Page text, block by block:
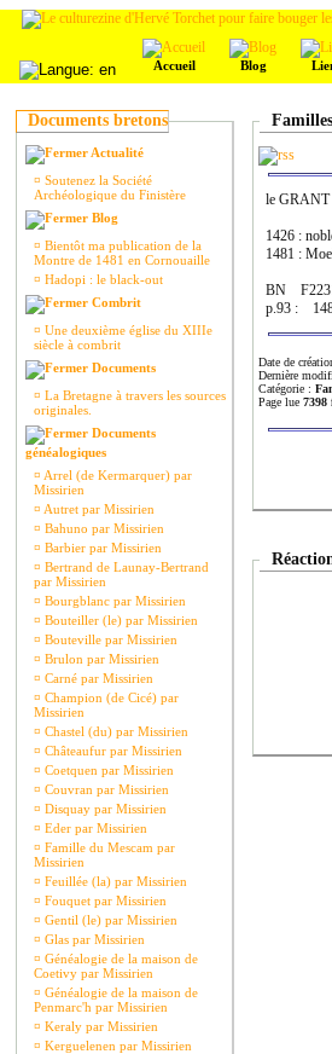
Accueil Blog
Documents bretons
Actualité
¤ Soutenez la Société
Archéologique du Finistère
Blog
¤ Bientôt ma publication de la
Montre de 1481 en Cornouaille
¤ Hadopi : le black-out
Combrit
¤ Une deuxième église du XIIIe
siècle à combrit
Documents
¤ La Bretagne à travers les sources
originales.
Documents
généalogiques
¤ Arrel (de Kermarquer) par
Missirien
¤ Autret par Missirien
¤ Bahuno par Missirien
¤ Barbier par Missirien
¤ Bertrand de Launay-Bertrand
par Missirien
¤ Bourgblanc par Missirien
¤ Bouteiller (le) par Missirien
¤ Bouteville par Missirien
¤ Brulon par Missirien
¤ Carné par Missirien
¤ Champion (de Cicé) par
Missirien
¤ Chastel (du) par Missirien
¤ Châteaufur par Missirien
¤ Coetquen par Missirien
¤ Couvran par Missirien
¤ Disquay par Missirien
¤ Eder par Missirien
¤ Famille du Mescam par
Missirien
¤ Feuillée (la) par Missirien
¤ Fouquet par Missirien
¤ Gentil (le) par Missirien
¤ Glas par Missirien
¤ Généalogie de la maison de
Coetivy par Missirien
¤ Généalogie de la maison de
Penmarc'h par Missirien
¤ Keraly par Missirien
¤ Kerguelenen par Missirien
le GRANT
1426 :
1481 :
BN
p.93 :
Date de
Dernière
Catégorie :
Page lue 7398